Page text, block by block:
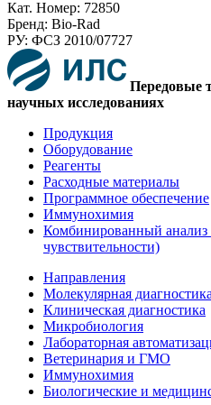
Кат. Номер: 72850
Бренд: Bio-Rad
РУ: ФСЗ 2010/07727
Передовые
научных исследованиях
Продукция
Оборудование
Реагенты
Расходные материалы
Программное обеспечение
Иммунохимия
Комбинированный анализ
чувствительности)
Направления
Молекулярная диагностика
Клиническая диагностика
Микробиология
Лабораторная
Ветеринария и ГМО
Иммунохимия
Биологические и